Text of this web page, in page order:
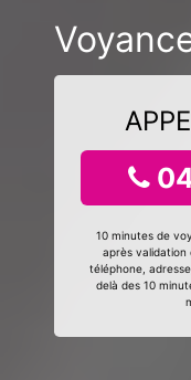
10 minutes de
après validation
téléphone,
delà des 10